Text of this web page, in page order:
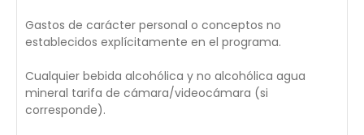
Gastos de carácter personal o conceptos no
establecidos explícitamente en el programa.
Cualquier bebida alcohólica y no alcohólica agua
mineral tarifa de cámara/videocámara (si
corresponde).